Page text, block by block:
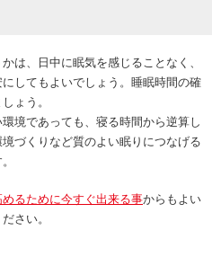
は、日中に眠気を感じることなく、
してもよいでしょう。睡眠時間の確
ょう。
境であっても、寝る時間から逆算し
づくりなど質のよい眠りにつなげる
るために今すぐ出来る事からもよい
さい。